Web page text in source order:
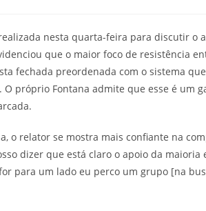
nesta quarta-feira para discutir o
que o maior foco de resistência
fechada preordenada com o sistema
próprio Fontana admite que esse é um
o relator se mostra mais confiante na
dizer que está claro o apoio da maioria
para um lado eu perco um grupo [na